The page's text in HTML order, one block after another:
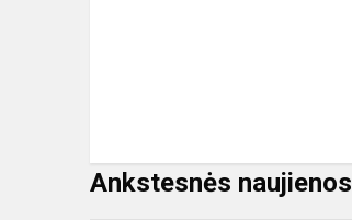
Ankstesnės naujienos